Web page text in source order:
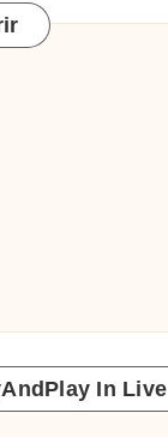
In Live